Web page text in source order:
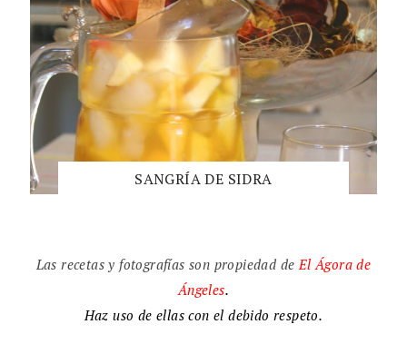
SANGRÍA DE SIDRA
Las recetas y fotografías son propiedad deElÁgora de
Ángeles.
Haz uso de ellas con el debido respeto.